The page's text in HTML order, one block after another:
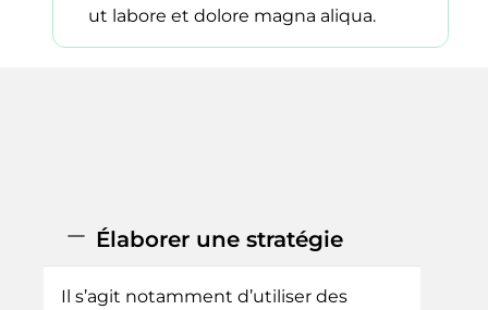
ut labore et dolore magna aliqua.
Élaborer une stratégie
Il s’agit notamment d’utiliser des